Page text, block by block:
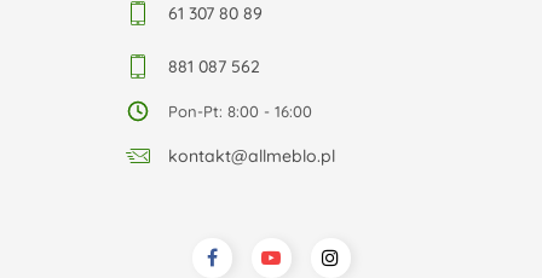
61 307 80 89
881 087 562
Pon-Pt: 8:00 - 16:00
kontakt@allmeblo.pl